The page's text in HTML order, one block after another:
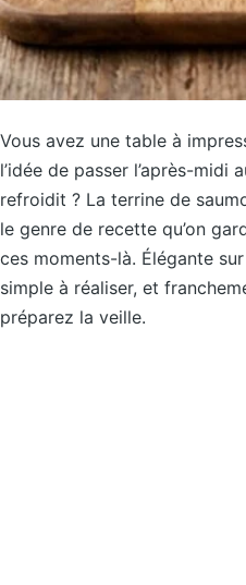
Vous avez une table à
l’idée de passer l’après-midi
refroidit ? La terrine de
le genre de recette qu’on
ces moments-là. Élégante
simple à réaliser, et
préparez la veille.